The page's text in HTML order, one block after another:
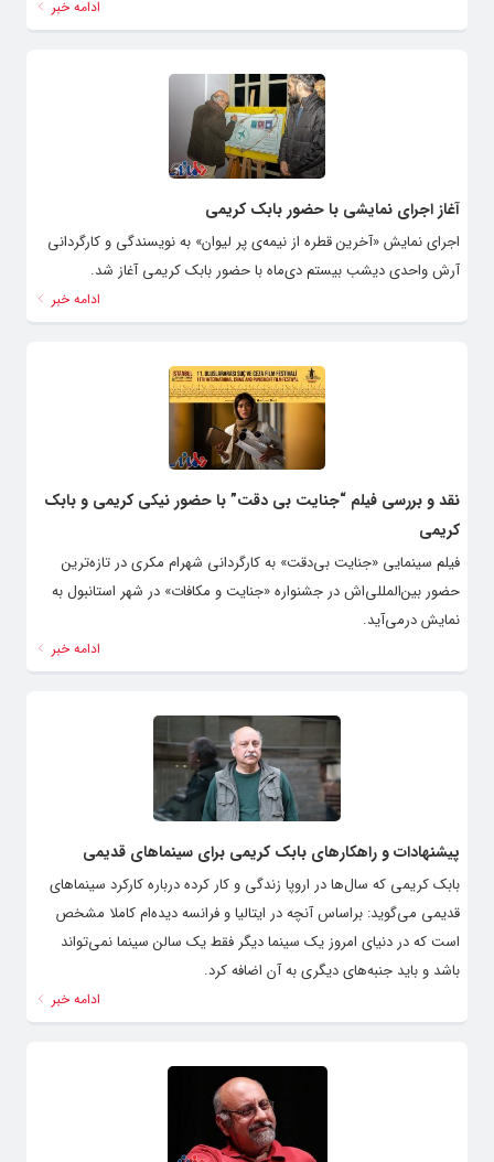
ادامه خبر
آغاز اجرای نمایشی با حضور بابک کریمی
اجرای نمایش «آخرین قطره از نیمه‌ی پر لیوان» به نویسندگی و کارگردانی
آرش واحدی دیشب بیستم دی‌ماه با حضور بابک کریمی آغاز شد.
ادامه خبر
نقد و بررسی فیلم “جنایت بی دقت” با حضور نیکی کریمی و بابک
کریمی
فیلم سینمایی «جنایت بی‌دقت» به کارگردانی شهرام مکری در تازه‌ترین
حضور بین‌المللی‌اش در جشنواره «جنایت و مکافات» در شهر استانبول به
نمایش درمی‌آید.
ادامه خبر
پیشنهادات و راهکارهای بابک کریمی برای سینماهای قدیمی
بابک کریمی که سال‌ها در اروپا زندگی و کار کرده درباره کارکرد سینماهای
قدیمی می‌گوید: براساس آنچه در ایتالیا و فرانسه دیده‌ام کاملا مشخص
است که در دنیای امروز یک سینما دیگر فقط یک سالن سینما نمی‌تواند
باشد و باید جنبه‌های دیگری به آن اضافه کرد.
ادامه خبر